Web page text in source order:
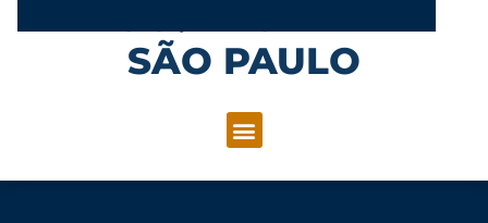
SÃO PAULO